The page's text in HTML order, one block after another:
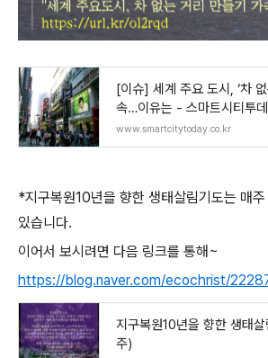
[이슈] 세계 주요 도시, ‘차
속…이유는 - 스마트시티투데
www.smartcitytoday.co.kr
*지구복원10년을 향한 생태살림기도는 매
있습니다.
이어서 보시려면 다음 링크를 통해~
https://blog.naver.com/ecochrist/
지구복원10년을 향한 생태
주)